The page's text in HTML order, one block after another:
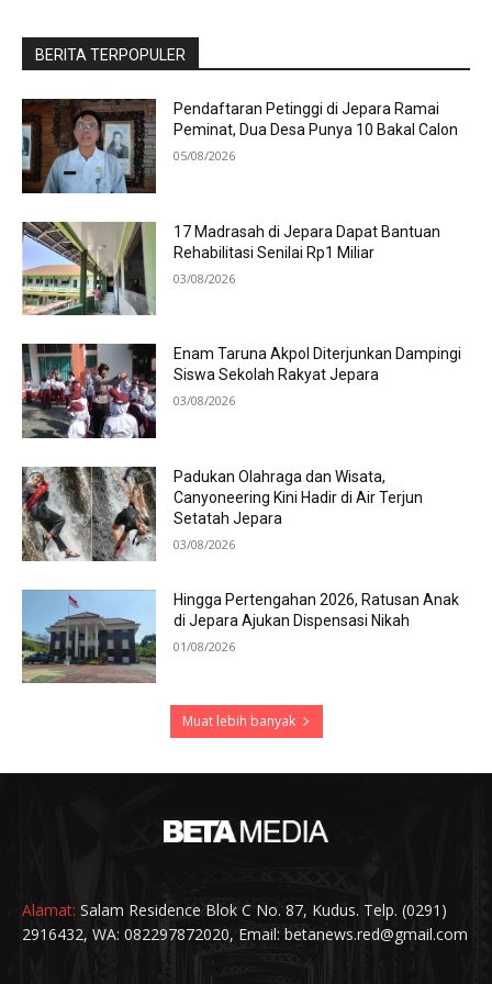
BERITA TERPOPULER
Pendaftaran Petinggi di Jepara Ramai
Peminat, Dua Desa Punya 10 Bakal Calon
05/08/2026
17 Madrasah di Jepara Dapat Bantuan
Rehabilitasi Senilai Rp1 Miliar
03/08/2026
Enam Taruna Akpol Diterjunkan Dampingi
Siswa Sekolah Rakyat Jepara
03/08/2026
Padukan Olahraga dan Wisata,
Canyoneering Kini Hadir di Air Terjun
Setatah Jepara
03/08/2026
Hingga Pertengahan 2026, Ratusan Anak
di Jepara Ajukan Dispensasi Nikah
01/08/2026
Muat lebih banyak
Alamat: Salam Residence Blok C No. 87, Kudus. Telp. (0291)
2916432, WA: 082297872020, Email: betanews.red@gmail.com